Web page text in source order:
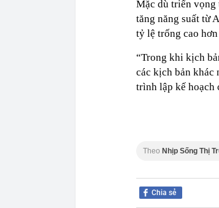
Mặc dù triển vọng
tăng năng suất từ
tỷ lệ trống cao
“Trong khi kịch
các kịch bản khác
trình lập kế hoạch
Theo Nhịp Sống Thị
Chia sẻ